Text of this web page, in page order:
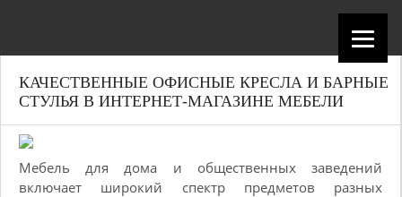
КАЧЕСТВЕННЫЕ ОФИСНЫЕ КРЕСЛА И БАРНЫЕ
СТУЛЬЯ В ИНТЕРНЕТ-МАГАЗИНЕ МЕБЕЛИ
Мебель для дома и общественных заведений
включает широкий спектр предметов разных